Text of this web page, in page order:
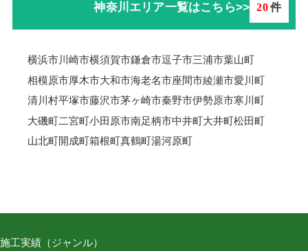
神奈川エリア一覧はこちら>> 20件
横浜市川崎市横須賀市鎌倉市逗子市三浦市葉山町
相模原市厚木市大和市海老名市座間市綾瀬市愛川町
清川村平塚市藤沢市茅ヶ崎市秦野市伊勢原市寒川町
大磯町二宮町小田原市南足柄市中井町大井町松田町
山北町開成町箱根町真鶴町湯河原町
施工実績（ジャンル）